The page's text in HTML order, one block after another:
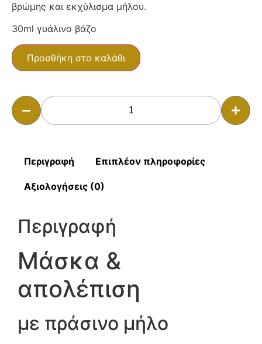
βρώμης και εκχύλισμα μήλου.
30ml γυάλινο βάζο
Προσθήκη στο καλάθι
Περιγραφή Επιπλέον πληροφορίες
Αξιολογήσεις (0)
Περιγραφή
Μάσκα &
απολέπιση
με πράσινο μήλο